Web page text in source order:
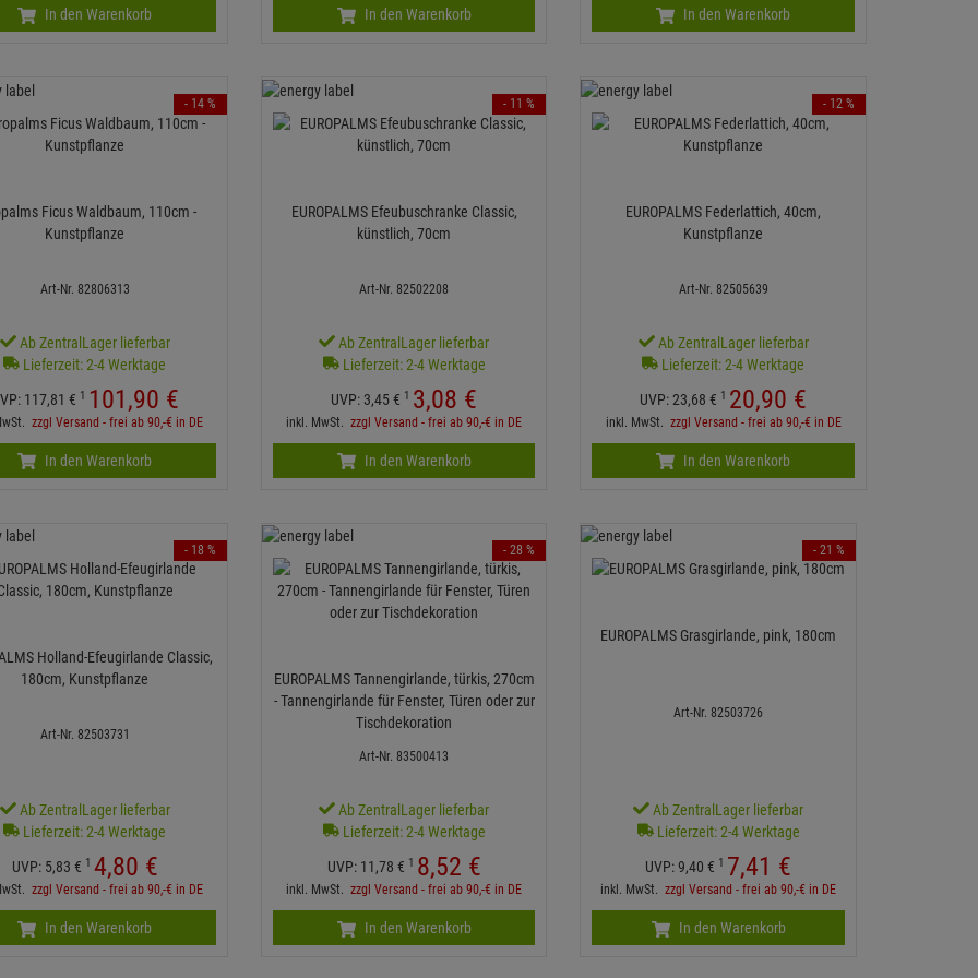
In den Warenkorb In den Warenkorb In den Warenkorb
Ficus Waldbaum, 110cm -
Kunstpflanze
Art-Nr. 82806313
Ab ZentralLager lieferbar
Lieferzeit: 2-4 Werktage
117,81 € 1 101,90 €
zzgl Versand - frei ab 90,-€ in DE
- 14 %
In den Warenkorb
EUROPALMS Efeubuschranke Classic,
künstlich, 70cm
Art-Nr. 82502208
Ab ZentralLager lieferbar
Lieferzeit: 2-4 Werktage
UVP: 3,45 € 1 3,08 €
inkl. MwSt.zzgl Versand - frei ab 90,-€ in DE
- 11 %
In den Warenkorb
EUROPALMS Federlattich, 40cm,
Kunstpflanze
Art-Nr. 82505639
Ab ZentralLager lieferbar
Lieferzeit: 2-4 Werktage
UVP:23,68 € 1 20,90 €
inkl. MwSt. zzgl Versand - frei ab 90,-€ in DE
- 12 %
In den Warenkorb
Holland-Efeugirlande Classic,
180cm, Kunstpflanze
Art-Nr. 82503731
Ab ZentralLager lieferbar
Lieferzeit: 2-4 Werktage
UVP: 5,83 € 1 4,80 €
zzgl Versand - frei ab 90,-€ in DE
- 18 %
In den Warenkorb
EUROPALMS Tannengirlande, türkis, 270cm
- Tannengirlande für Fenster, Türen oder zur
Tischdekoration
Art-Nr. 83500413
Ab ZentralLager lieferbar
Lieferzeit: 2-4 Werktage
UVP: 11,78 € 1 8,52 €
inkl. MwSt.zzgl Versand - frei ab 90,-€ in DE
- 28 %
In den Warenkorb
EUROPALMS Grasgirlande, pink, 180cm
Art-Nr. 82503726
Ab ZentralLager lieferbar
Lieferzeit: 2-4 Werktage
UVP:9,40 € 1 7,41 €
inkl. MwSt.zzgl Versand - frei ab 90,-€ in DE
- 21 %
In den Warenkorb